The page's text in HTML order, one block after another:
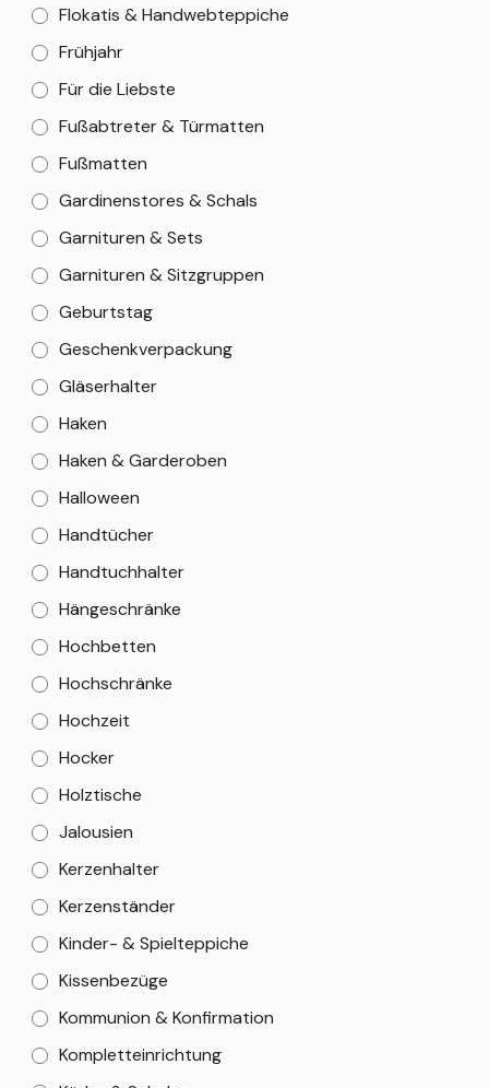
Flokatis & Handwebteppiche
Frühjahr
Für die Liebste
Fußabtreter & Türmatten
Fußmatten
Gardinenstores & Schals
Garnituren & Sets
Garnituren & Sitzgruppen
Geburtstag
Geschenkverpackung
Gläserhalter
Haken
Haken & Garderoben
Halloween
Handtücher
Handtuchhalter
Hängeschränke
Hochbetten
Hochschränke
Hochzeit
Hocker
Holztische
Jalousien
Kerzenhalter
Kerzenständer
Kinder- & Spielteppiche
Kissenbezüge
Kommunion & Konfirmation
Kompletteinrichtung